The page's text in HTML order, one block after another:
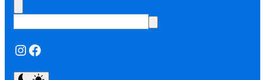
Instagram
Facebook